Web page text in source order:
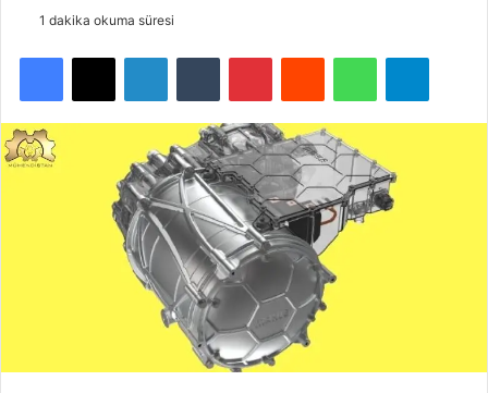
1 dakika okuma süresi
Facebook
X LinkedInTumblr PinterestReddit WhatsApp